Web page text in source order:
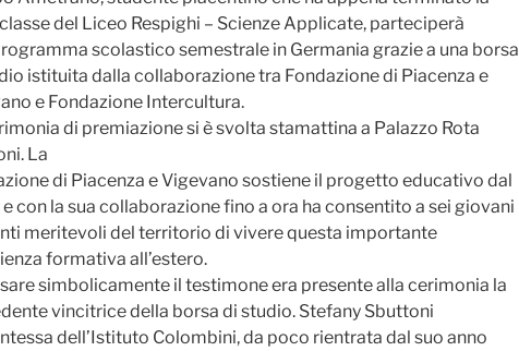
del Liceo Respighi – Scienze Applicate, parteciperà
scolastico semestrale in Germania grazie a una borsa
istituita dalla collaborazione tra Fondazione di Piacenza e
e Fondazione Intercultura.
di premiazione si è svolta stamattina a Palazzo Rota
La
di Piacenza e Vigevano sostiene il progetto educativo dal
e con la sua collaborazione fino a ora ha consentito a sei giovani
meritevoli del territorio di vivere questa importante
formativa all’estero.
simbolicamente il testimone era presente alla cerimonia la
vincitrice della borsa di studio. Stefany Sbuttoni
dell’Istituto Colombini, da poco rientrata dal suo anno